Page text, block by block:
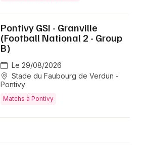
Pontivy GSI - Granville
(Football National 2 - Group
B)
Le 29/08/2026
Stade du Faubourg de Verdun -
Pontivy
Matchs à Pontivy